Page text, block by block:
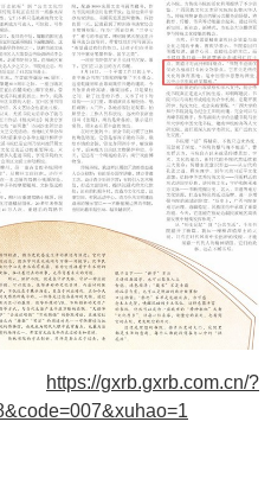
https://gxrb.gxrb.com.cn/?